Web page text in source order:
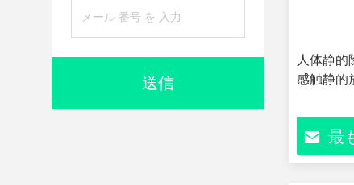
送信
人体静的
感触静的
最